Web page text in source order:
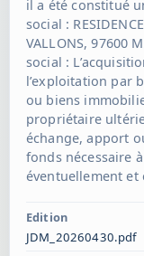
il a été constitué
social :
VALLONS, 97600
social :
l’exploitation par
ou biens
propriétaire
échange, apport
fonds nécessaire
éventuellement
moyen de vente,
généralement
Edition
JDM_20260430.pdf